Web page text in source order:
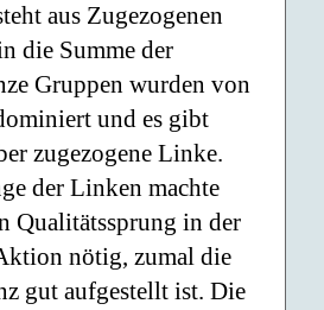
aus Zugezogenen
die Summe der
Gruppen wurden von
und es gibt
zugezogene Linke.
der Linken machte
Qualitätssprung in der
nötig, zumal die
gut aufgestellt ist. Die